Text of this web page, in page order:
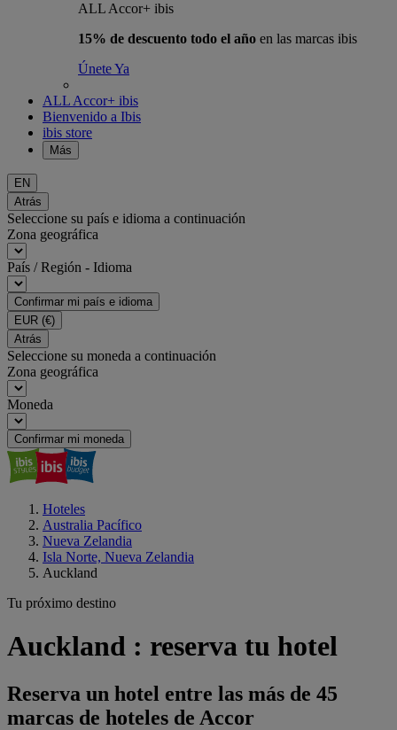
ALL Accor+ ibis
15% de descuento todo el año en las marcas ibis
Únete Ya
ALL Accor+ ibis
Bienvenido a Ibis
ibis store
Más
EN
Atrás
Seleccione su país e idioma a continuación
Zona geográfica
País / Región - Idioma
Confirmar mi país e idioma
EUR (€)
Atrás
Seleccione su moneda a continuación
Zona geográfica
Moneda
Confirmar mi moneda
Hoteles
Australia Pacífico
Nueva Zelandia
Isla Norte, Nueva Zelandia
Auckland
Tu próximo destino
Auckland : reserva tu hotel
Reserva un hotel entre las más de 45
marcas de hoteles de Accor